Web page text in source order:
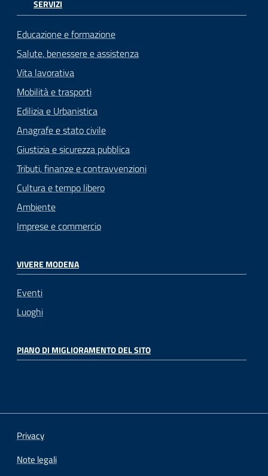
SERVIZI
Educazione e formazione
Salute, benessere e assistenza
Vita lavorativa
Mobilità e trasporti
Edilizia e Urbanistica
Anagrafe e stato civile
Giustizia e sicurezza pubblica
Tributi, finanze e contravvenzioni
Cultura e tempo libero
Ambiente
Imprese e commercio
VIVERE MODENA
Eventi
Luoghi
PIANO DI MIGLIORAMENTO DEL SITO
Privacy
Note legali